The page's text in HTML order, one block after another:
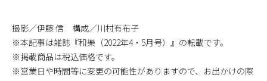
撮影／伊藤 信 構成／川村有布子
※本記事は雑誌『和樂（2022年4・5月号）』の転載です。
※掲載商品は税込価格です。
※営業日や時間等に変更の可能性がありますので、お出かけの際